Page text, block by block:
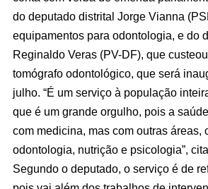
do deputado distrital Jorge Vianna
equipamentos para odontologia, e do
Reginaldo Veras (PV-DF), que
tomógrafo odontológico, que será
julho. “É um serviço à população
que é um grande orgulho, pois a
com medicina, mas com outras áreas,
odontologia, nutrição e psicologia”,
Segundo o deputado, o serviço é de